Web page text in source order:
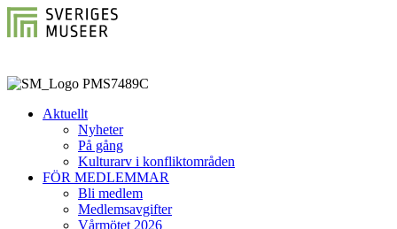
Aktuellt
Nyheter
På gång
Kulturarv i konfliktområden
FÖR MEDLEMMAR
Bli medlem
Medlemsavgifter
Vårmötet 2026